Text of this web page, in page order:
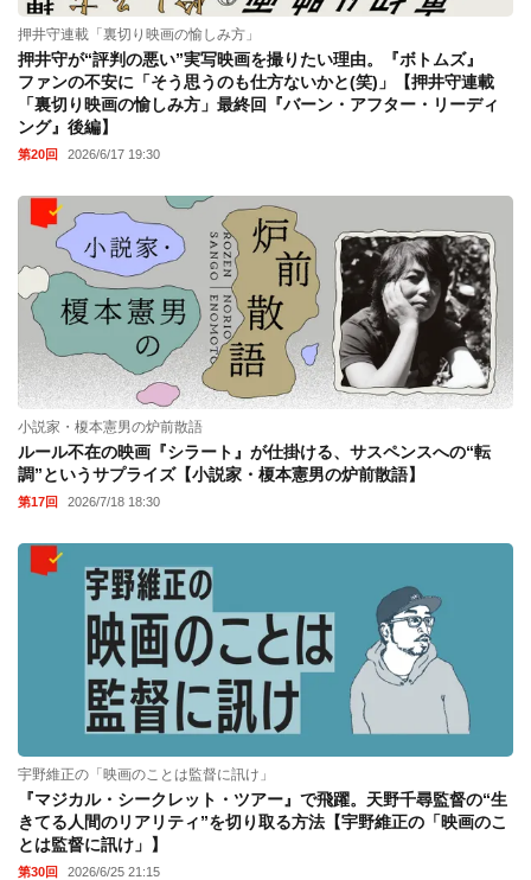
押井守連載「裏切り映画の愉しみ方」
押井守が“評判の悪い”実写映画を撮りたい理由。『ボトムズ』
ファンの不安に「そう思うのも仕方ないかと(笑)」【押井守連載
「裏切り映画の愉しみ方」最終回『バーン・アフター・リーディ
ング』後編】
第20回 2026/6/17 19:30
小説家・榎本憲男の炉前散語
ルール不在の映画『シラート』が仕掛ける、サスペンスへの“転
調”というサプライズ【小説家・榎本憲男の炉前散語】
第17回 2026/7/18 18:30
宇野維正の「映画のことは監督に訊け」
『マジカル・シークレット・ツアー』で飛躍。天野千尋監督の“生
きてる人間のリアリティ”を切り取る方法【宇野維正の「映画のこ
とは監督に訊け」】
第30回 2026/6/25 21:15